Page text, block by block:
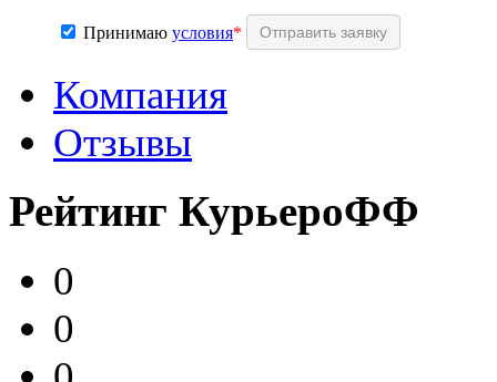
Принимаю условия*
Компания
Отзывы
Рейтинг КурьероФФ
0
0